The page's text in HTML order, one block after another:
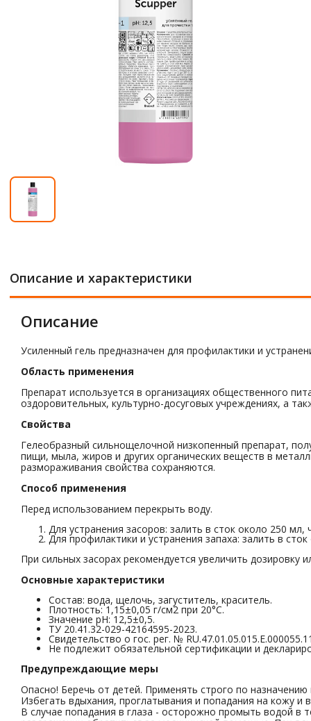
Описание и характеристики
Описание
Усиленный гель предназначен для профилактики и
Область применения
Препарат используется в организациях общественного
оздоровительных, культурно-досуговых учреждениях, а
Свойства
Гелеобразный сильнощелочной низкопенный препарат,
пищи, мыла, жиров и других органических веществ в
размораживания свойства сохраняются.
Способ применения
Перед использованием перекрыть воду.
Для устранения засоров: залить в сток около 250
Для профилактики и устранения запаха: залить в
При сильных засорах рекомендуется увеличить дозировку
Основные характеристики
Состав: вода, щелочь, загуститель, краситель.
Плотность: 1,15±0,05 г/см2 при 20°С.
Значение pH: 12,5±0,5.
ТУ 20.41.32-029-42164595-2023.
Свидетельство о гос. рег. №
Не подлежит обязательной сертификации и
Предупреждающие меры
Опасно! Беречь от детей. Применять строго по
Избегать вдыхания, проглатывания и попадания на кожу
В случае попадания в глаза - осторожно промыть водой в